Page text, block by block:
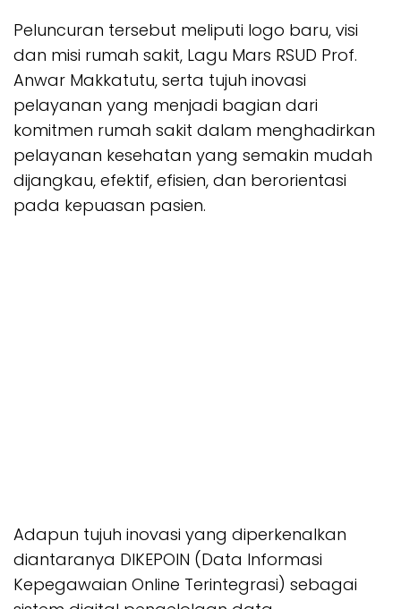
Peluncuran tersebut meliputi logo baru, visi
dan misi rumah sakit, Lagu Mars RSUD Prof.
Anwar Makkatutu, serta tujuh inovasi
pelayanan yang menjadi bagian dari
komitmen rumah sakit dalam menghadirkan
pelayanan kesehatan yang semakin mudah
dijangkau, efektif, efisien, dan berorientasi
pada kepuasan pasien.
Adapun tujuh inovasi yang diperkenalkan
diantaranya DIKEPOIN (Data Informasi
Kepegawaian Online Terintegrasi) sebagai